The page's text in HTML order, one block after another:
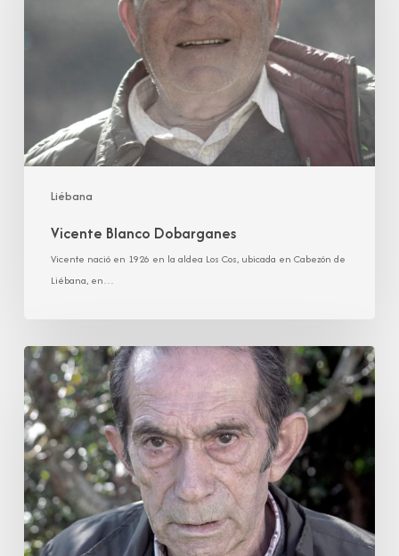
Liébana
Vicente Blanco Dobarganes
Vicente nació en 1926 en la aldea Los Cos, ubicada en Cabezón de
Liébana, en…
Guillermo
Roiz
Bulnes